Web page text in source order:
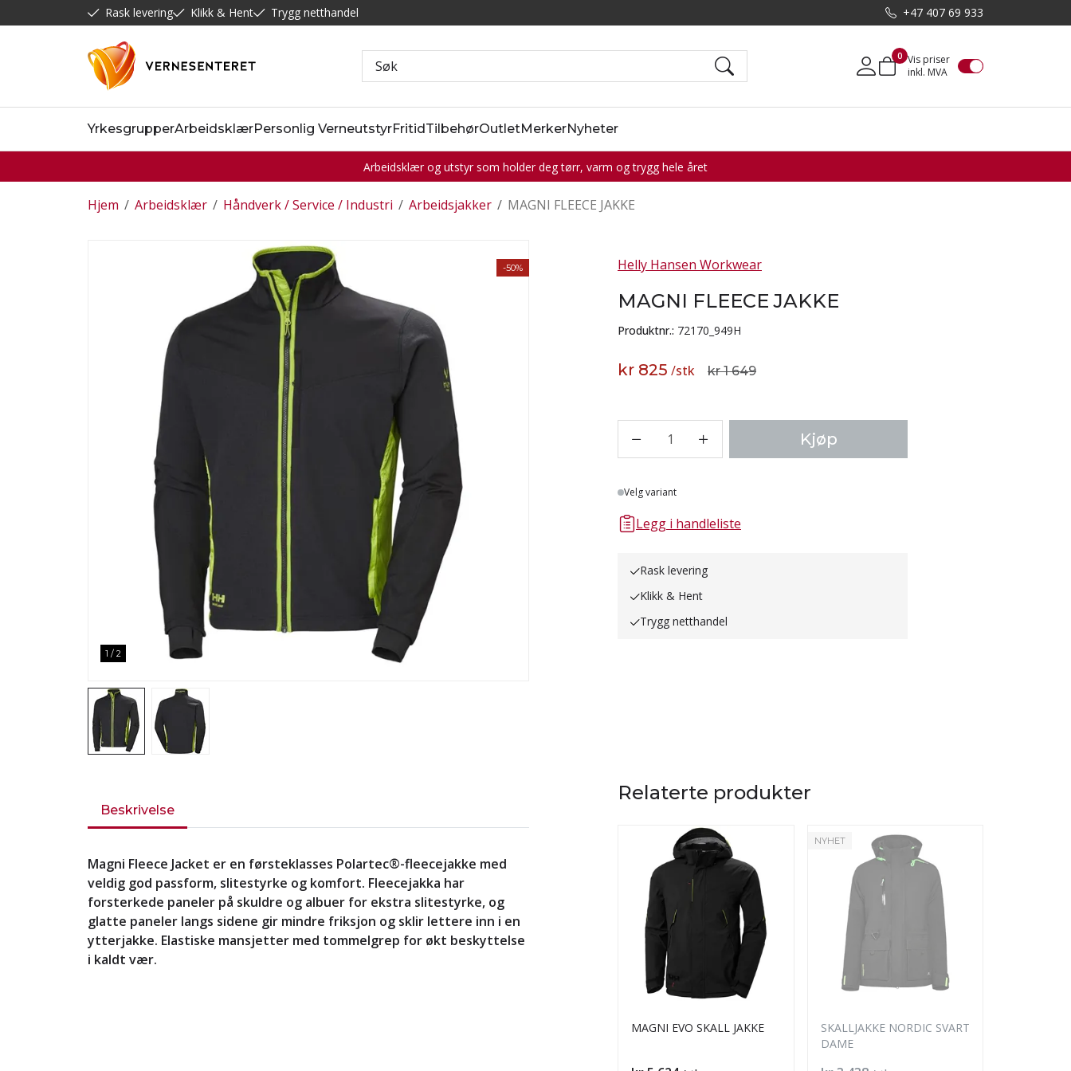
Rask levering Klikk & Hent Trygg netthandel +47 407 69 933
Mine sider
0 Vis priser
inkl. MVA
YrkesgrupperArbeidsklærPersonlig VerneutstyrFritidTilbehørOutletMerkerNyheter
Arbeidsklær og utstyr som holder deg tørr, varm og trygg hele året
/
Hjem /
Arbeidsklær /
Håndverk / Service / Industri /
Arbeidsjakker MAGNI FLEECE JAKKE
1 / 2
-50% Helly Hansen Workwear
MAGNI FLEECE JAKKE
Produktnr.: 72170_949H
kr 825 /stk kr 1 649
1 Kjøp
Lager
Velg variant
Legg i handleliste
Rask levering
Klikk & Hent
Trygg netthandel
Beskrivelse
Magni Fleece Jacket er en førsteklasses Polartec®-fleecejakke med
veldig god passform, slitestyrke og komfort. Fleecejakka har
forsterkede paneler på skuldre og albuer for ekstra slitestyrke, og
glatte paneler langs sidene gir mindre friksjon og sklir lettere inn i en
ytterjakke. Elastiske mansjetter med tommelgrep for økt beskyttelse
i kaldt vær.
Relaterte produkter
MAGNI EVO SKALL JAKKE
NYHET
SKALLJAKKE NORDIC SVART
DAME